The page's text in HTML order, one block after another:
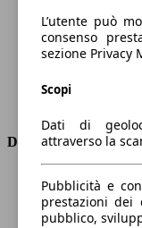
Cilindrata
Carburante
Trasmissione
Dimensioni
Lunghezza
Altezza
Larghezza
L’utente può
consenso
sezione Privacy
Scopi
Dati di
attraverso la
Pubblicità e
prestazioni dei
pubblico,